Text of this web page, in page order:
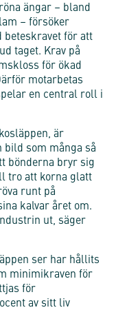
ängar – bland
– försöker
beteskravet för att
taget. Krav på
för ökad
motarbetas
en central roll i
är
som många så
bönderna bryr sig
tro att korna glatt
runt på
kalvar året om.
ut, säger
ser har hållits
minimikraven för
för
av sitt liv